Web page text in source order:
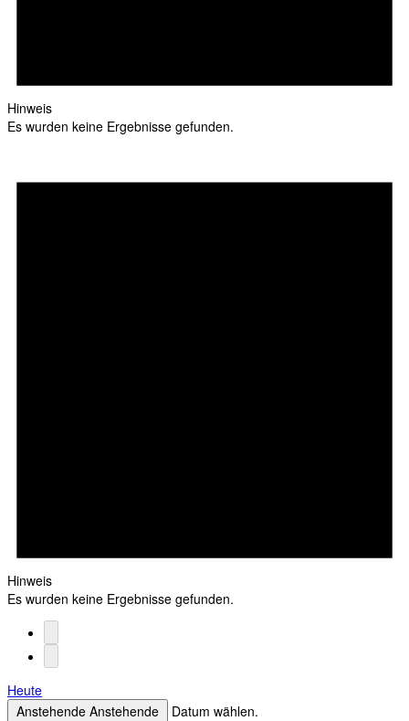
Hinweis
Es wurden keine Ergebnisse gefunden.
Hinweis
Es wurden keine Ergebnisse gefunden.
Heute
Anstehende Anstehende Datum wählen.